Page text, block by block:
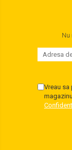
Nu
Vreau